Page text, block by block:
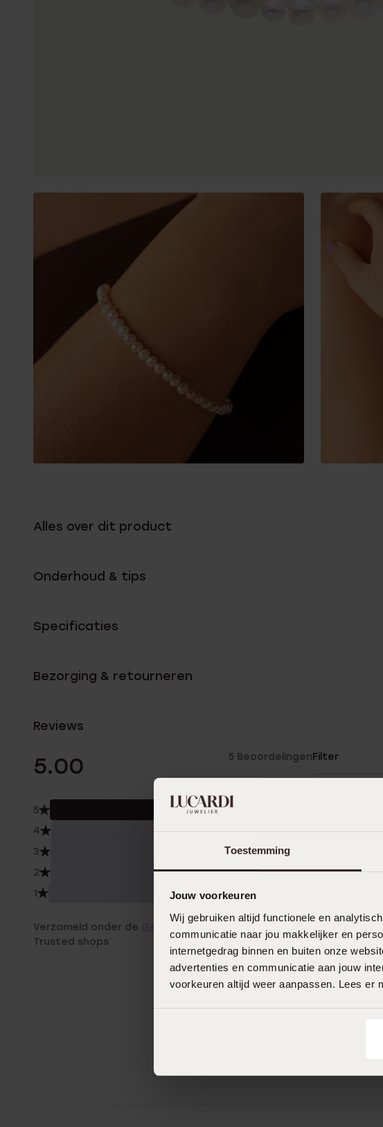
Toestemming
Jouw voorkeuren
Wij gebruiken altijd functionele en
communicatie naar jou makkelijker en
internetgedrag binnen en buiten onze
advertenties en communicatie aan jouw
voorkeuren altijd weer aanpassen. Lees er
Alles over dit product
Onderhoud & tips
Specificaties
Bezorging & retourneren
Reviews
5.00 5 Beoordelingen
5
4 0.0%
3 0.0%
2 0.0%
1
Verzameld onder de Gebruiksvoorwaarden
Trusted shops
Filter
Mooie
Mooie